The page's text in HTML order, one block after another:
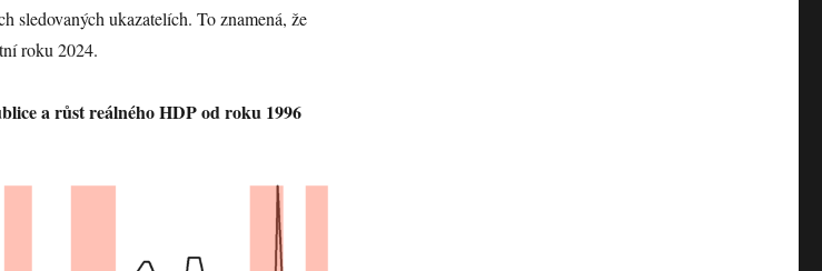
sledovaných ukazatelích. To znamená, že
roku 2024.
a růst reálného HDP od roku 1996